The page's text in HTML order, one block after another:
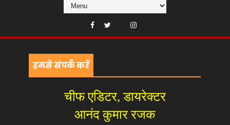
हमसे संपर्क करें
चीफ एडिटर, डायरेक्टर
आनंद कुमार रजक